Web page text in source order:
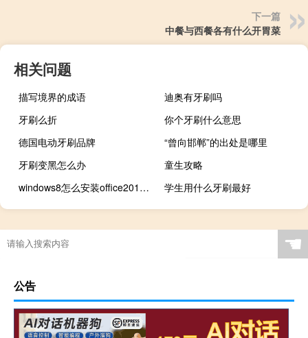
下一篇
中餐与西餐各有什么开胃菜
相关问题
描写境界的成语
迪奥有牙刷吗
牙刷么折
你个牙刷什么意思
德国电动牙刷品牌
“曾向邯郸”的出处是哪里
牙刷变黑怎么办
童生攻略
windows8怎么安装office2010（windows8怎么安装）
学生用什么牙刷最好
☚
公告